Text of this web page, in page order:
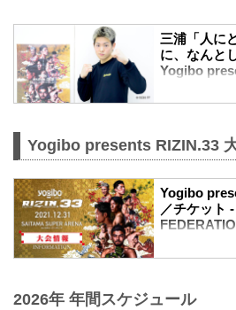
三浦「人に
に、なんと
Yogibo
- RIZIN
オフィシャ
RIZIN.33へ出
習を公開した
“キング・カ
浦孝太。宮田
し、今回大晦
す。そのネー
を呼ぶ三浦
証明すること
公開練習では
Yogibo presents RIZIN.33
Yogibo
／チケット
日時
2026年 年間スケジュール